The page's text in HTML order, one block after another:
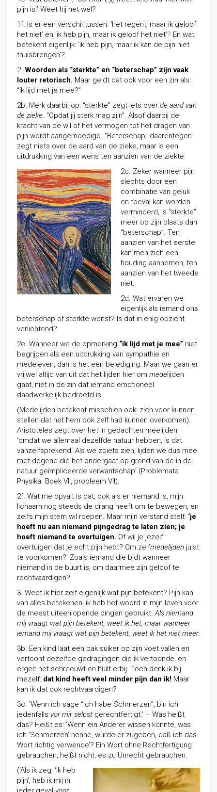
pijn is!’ Weet hij het wel?
1f. Is er een verschil tussen: ‘het regent, maar ik geloof
het niet’ en ‘ik heb pijn, maar ik geloof het niet’? En wat
betekent eigenlijk: ‘ik heb pijn, maar ik kan de pijn niet
thuisbrengen’?
2. Woorden als “sterkte” en “beterschap” zijn vaak
louter retorisch. Maar geldt dat ook voor een zin als:
“ik lijd met je mee?”
2b. Merk daarbij op: “sterkte” zegt iets over de aard van
de zieke. “Opdat jij sterk mag zijn”. Alsof daarbij de
kracht van de wil of het vermogen tot het dragen van
pijn wordt aangemoedigd. “Beterschap” daarentegen
zegt niets over de aard van de zieke, maar is een
uitdrukking van een wens ten aanzien van de ziekte.
2c. Zeker wanneer pijn
slechts door een
combinatie van geluk
en toeval kan worden
verminderd, is “sterkte”
meer op zijn plaats dan
“beterschap”. Ten
aanzien van het eerste
kan men zich een
houding aannemen, ten
aanzien van het tweede
niet.
2d. Wat ervaren we
eigenlijk als iemand ons
beterschap of sterkte wenst? Is dat in enig opzicht
verlichtend?
2e. Wanneer we de opmerking “ik lijd met je mee” niet
begrijpen als een uitdrukking van sympathie en
medeleven, dan is het een belediging. Maar we gaan er
vrijwel altijd van uit dat het lijden hier om medelijden
gaat, niet in de zin dat iemand emotioneel
daadwerkelijk bedroefd is.
(Medelijden betekent misschien ook: zich voor kunnen
stellen dat het hem ook zelf had kunnen overkomen).
Aristoteles zegt over het in gedachten meelijden:
‘omdat we allemaal dezelfde natuur hebben, is dat
vanzelfsprekend. Als we zoiets zien, lijden we dus mee
met degene die het ondergaat op grond van de in de
natuur geïmpliceerde verwantschap’ (Problemata
Physika. Boek VII, probleem VII).
2f. Wat me opvalt is dat, ook als er niemand is, mijn
lichaam nog steeds de drang heeft om te bewegen, en
zelfs mijn stem wil roepen. Maar mijn verstand stelt: ‘je
hoeft nu aan niemand pijngedrag te laten zien; je
hoeft niemand te overtuigen. Of wil je jezelf
overtuigen dat je echt pijn hebt? Om zelfmedelijden juist
te voorkomen?’ Zoals iemand die bidt wanneer
niemand in de buurt is, om daarmee zijn geloof te
rechtvaardigen?
3. Weet ik hier zelf eigenlijk wat pijn betekent? Pijn kan
van alles betekenen, ik heb het woord in mijn leven voor
de meest uiteenlopende dingen gebruikt.Als niemand
mij vraagt wat pijn betekent, weet ik het, maar wanneer
iemand mij vraagt wat pijn betekent, weet ik het niet meer.
3b. Een kind laat een pak suiker op zijn voet vallen en
vertoont dezelfde gedragingen die ik vertoonde, en
erger: het schreeuwt en huilt erbij. Toch denk ik bij
mezelf: dat kind heeft veel minder pijn dan ik! Maar
kan ik dat ook rechtvaardigen?
3c. ‘Wenn ich sage “Ich habe Schmerzen”, bin ich
jedenfalls vor mir selbst gerechtfertigt.’ – Was heißt
das? Heißt es: ’Wenn ein Anderer wissen könnte, was
ich ‘Schmerzen’ nenne, würde er zugeben, daß ich das
Wort richtig verwende’? Ein Wort ohne Rechtfertigung
gebrauchen, heißt nicht, es zu Unrecht gebrauchen.
(‘Als ik zeg: ‘ik heb
pijn’, heb ik mij in